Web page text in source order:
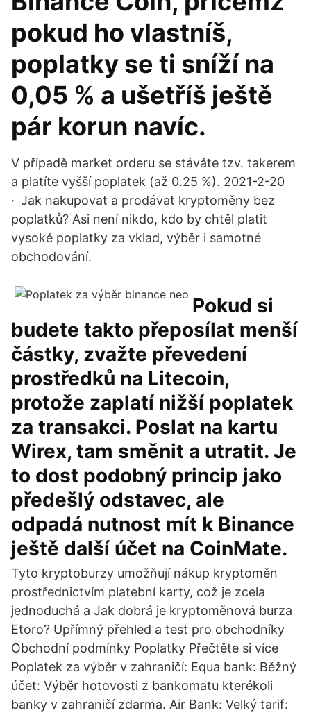
pokud ho vlastníš,
poplatky se ti sníží na
0,05 % a ušetříš ještě
pár korun navíc.
V případě market orderu se stáváte tzv. takerem
a platíte vyšší poplatek (až 0.25 %). 2021-2-20
· Jak nakupovat a prodávat kryptoměny bez
poplatků? Asi není nikdo, kdo by chtěl platit
vysoké poplatky za vklad, výběr i samotné
obchodování.
Pokud si
budete takto přeposílat menší
částky, zvažte převedení
prostředků na Litecoin,
protože zaplatí nižší poplatek
za transakci. Poslat na kartu
Wirex, tam směnit a utratit. Je
to dost podobný princip jako
předešlý odstavec, ale
odpadá nutnost mít k Binance
ještě další účet na CoinMate.
Tyto kryptoburzy umožňují nákup kryptoměn
prostřednictvím platební karty, což je zcela
jednoduchá a Jak dobrá je kryptoměnová burza
Etoro? Upřímný přehled a test pro obchodníky
Obchodní podmínky Poplatky Přečtěte si více
Poplatek za výběr v zahraničí: Equa bank: Běžný
účet: Výběr hotovosti z bankomatu kterékoli
banky v zahraničí zdarma. Air Bank: Velký tarif: